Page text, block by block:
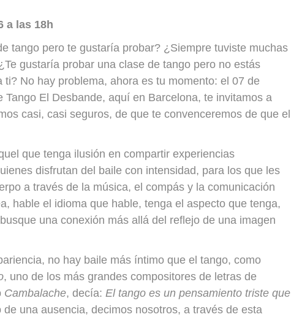
a las 18h
tango pero te gustaría probar? ¿Siempre tuviste muchas
gustaría probar una clase de tango pero no estás
No hay problema, ahora es tu momento: el 07 de
Tango El Desbande, aquí en Barcelona, te invitamos a
casi, casi seguros, de que te convenceremos de que el
que tenga ilusión en compartir experiencias
disfrutan del baile con intensidad, para los que les
a través de la música, el compás y la comunicación
hable el idioma que hable, tenga el aspecto que tenga,
una conexión más allá del reflejo de una imagen
no hay baile más íntimo que el tango, como
, uno de los más grandes compositores de letras de
Cambalache, decía: El tango es un pensamiento triste que
una ausencia, decimos nosotros, a través de esta